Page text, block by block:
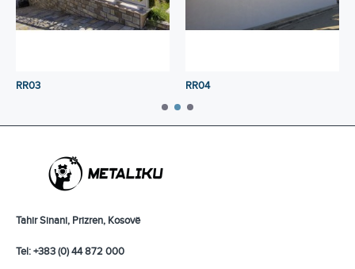
RR03 RR04
Tahir Sinani, Prizren, Kosovë
Tel: +383 (0) 44 872 000